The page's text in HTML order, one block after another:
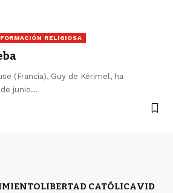
FORMACIÓN RELIGIOSA
(Francia), Guy de Kérimel, ha
junio…
LIBERTAD CATÓLICAVIDA